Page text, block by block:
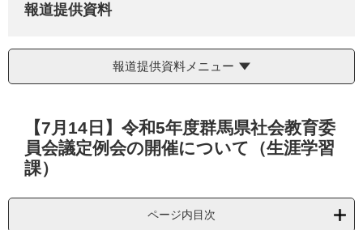
報道提供資料
報道提供資料メニュー
【7月14日】令和5年度群馬県社会教育委
員会議定例会の開催について（生涯学習
課）
ページ内目次